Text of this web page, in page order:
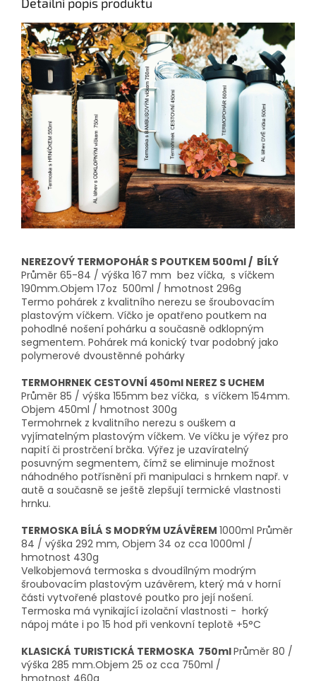
NEREZOVÝ TERMOPOHÁR S POUTKEM 500ml / BÍLÝ
Průměr 65-84 / výška 167 mm bez víčka, s víčkem
190mm.Objem 17oz 500ml / hmotnost 296g
Termo pohárek z kvalitního nerezu se šroubovacím
plastovým víčkem. Víčko je opatřeno poutkem na
pohodlné nošení pohárku a současně odklopným
segmentem. Pohárek má konický tvar podobný jako
polymerové dvoustěnné pohárky
TERMOHRNEK CESTOVNÍ 450ml NEREZ S UCHEM
Průměr 85 / výška 155mm bez víčka, s víčkem 154mm.
Objem 450ml / hmotnost 300g
Termohrnek z kvalitního nerezu s ouškem a
vyjímatelným plastovým víčkem. Ve víčku je výřez pro
napití či prostrčení brčka. Výřez je uzavíratelný
posuvným segmentem, čímž se eliminuje možnost
náhodného potřísnění při manipulaci s hrnkem např. v
autě a současně se ještě zlepšují termické vlastnosti
hrnku.
TERMOSKA BÍLÁ S MODRÝM UZÁVĚREM 1000ml Průměr
84 / výška 292 mm, Objem 34 oz cca 1000ml /
hmotnost 430g
Velkobjemová termoska s dvoudílným modrým
šroubovacím plastovým uzávěrem, který má v horní
části vytvořené plastové poutko pro její nošení.
Termoska má vynikající izolační vlastnosti - horký
nápoj máte i po 15 hod při venkovní teplotě +5°C
KLASICKÁ TURISTICKÁ TERMOSKA 750mlPrůměr 80 /
výška 285 mm.Objem 25 oz cca 750ml /